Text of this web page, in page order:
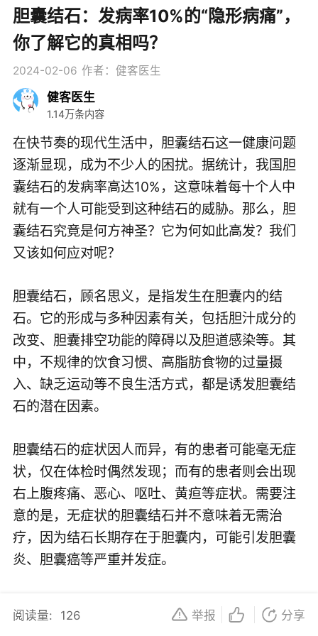
胆囊结石：发病率10%的“隐形病痛”，
你了解它的真相吗？
2024-02-06 作者：健客医生
健客医生
1.14万条内容
在快节奏的现代生活中，胆囊结石这一健康问题
逐渐显现，成为不少人的困扰。据统计，我国胆
囊结石的发病率高达10%，这意味着每十个人中
就有一个人可能受到这种结石的威胁。那么，胆
囊结石究竟是何方神圣？它为何如此高发？我们
又该如何应对呢？
胆囊结石，顾名思义，是指发生在胆囊内的结
石。它的形成与多种因素有关，包括胆汁成分的
改变、胆囊排空功能的障碍以及胆道感染等。其
中，不规律的饮食习惯、高脂肪食物的过量摄
入、缺乏运动等不良生活方式，都是诱发胆囊结
石的潜在因素。
胆囊结石的症状因人而异，有的患者可能毫无症
状，仅在体检时偶然发现；而有的患者则会出现
右上腹疼痛、恶心、呕吐、黄疸等症状。需要注
意的是，无症状的胆囊结石并不意味着无需治
疗，因为结石长期存在于胆囊内，可能引发胆囊
炎、胆囊癌等严重并发症。
那么，如何预防和治疗胆囊结石呢？首先，从预
防的角度来说，我们应该养成良好的生活习惯，
阅读量: 126 举报 分享